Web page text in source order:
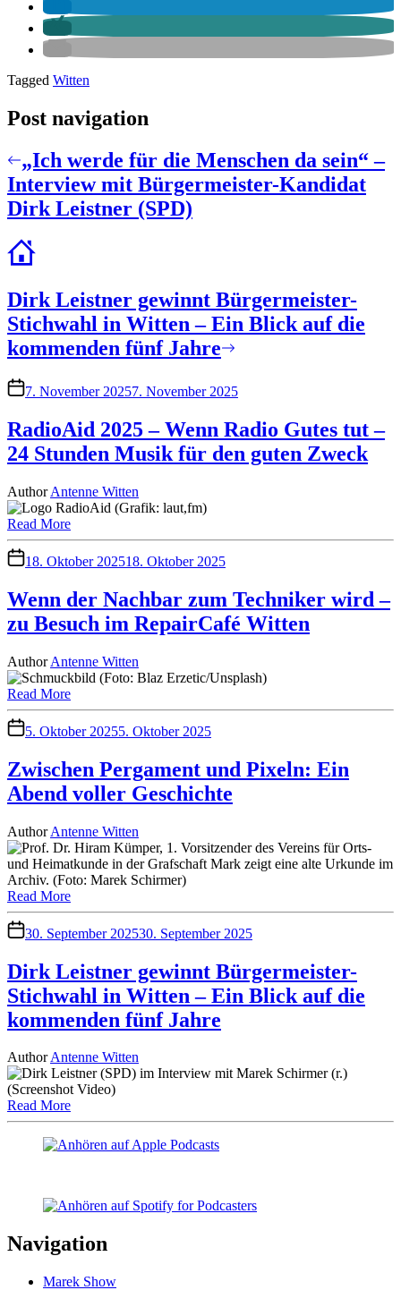
Tagged Witten
Post navigation
„Ich werde für die Menschen da sein“ –
Interview mit Bürgermeister-Kandidat
Dirk Leistner (SPD)
Dirk Leistner gewinnt Bürgermeister-
Stichwahl in Witten – Ein Blick auf die
kommenden fünf Jahre
7. November 20257. November 2025
RadioAid 2025 – Wenn Radio Gutes tut –
24 Stunden Musik für den guten Zweck
AuthorAntenne Witten
Read More
18. Oktober 202518. Oktober 2025
Wenn der Nachbar zum Techniker wird –
zu Besuch im RepairCafé Witten
AuthorAntenne Witten
Read More
5. Oktober 20255. Oktober 2025
Zwischen Pergament und Pixeln: Ein
Abend voller Geschichte
AuthorAntenne Witten
Read More
30. September 202530. September 2025
Dirk Leistner gewinnt Bürgermeister-
Stichwahl in Witten – Ein Blick auf die
kommenden fünf Jahre
AuthorAntenne Witten
Read More
Navigation
Marek Show